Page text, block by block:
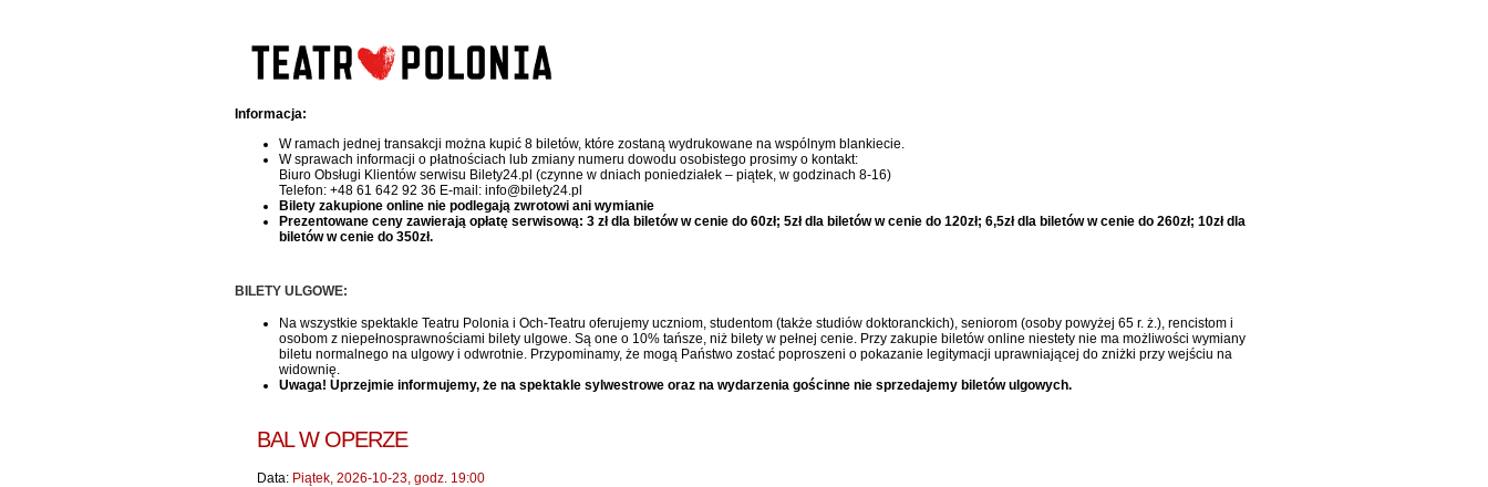
Informacja:
W ramach jednej transakcji można kupić 8 biletów, które zostaną wydrukowane na wspólnym blankiecie.
W sprawach informacji o płatnościach lub zmiany numeru dowodu osobistego prosimy o kontakt:
Biuro Obsługi Klientów serwisu Bilety24.pl (czynne w dniach poniedziałek – piątek, w godzinach 8-16)
Telefon: +48 61 642 92 36 E-mail: info@bilety24.pl
Bilety zakupione online nie podlegają zwrotowi ani wymianie
Prezentowane ceny zawierają opłatę serwisową: 3 zł dla biletów w cenie do 60zł; 5zł dla biletów w cenie do 120zł; 6,5zł dla biletów w cenie do 260zł; 10zł dla
biletów w cenie do 350zł.
BILETY ULGOWE:
Na wszystkie spektakle Teatru Polonia i Och-Teatru oferujemy uczniom, studentom (także studiów doktoranckich), seniorom (osoby powyżej 65 r. ż.), rencistom i
osobom z niepełnosprawnościami bilety ulgowe. Są one o 10% tańsze, niż bilety w pełnej cenie. Przy zakupie biletów online niestety nie ma możliwości wymiany
biletu normalnego na ulgowy i odwrotnie. Przypominamy, że mogą Państwo zostać poproszeni o pokazanie legitymacji uprawniającej do zniżki przy wejściu na
widownię.
Uwaga! Uprzejmie informujemy, że na spektakle sylwestrowe oraz na wydarzenia gościnne nie sprzedajemy biletów ulgowych.
BAL W OPERZE
Data: Piątek, 2026-10-23, godz. 19:00